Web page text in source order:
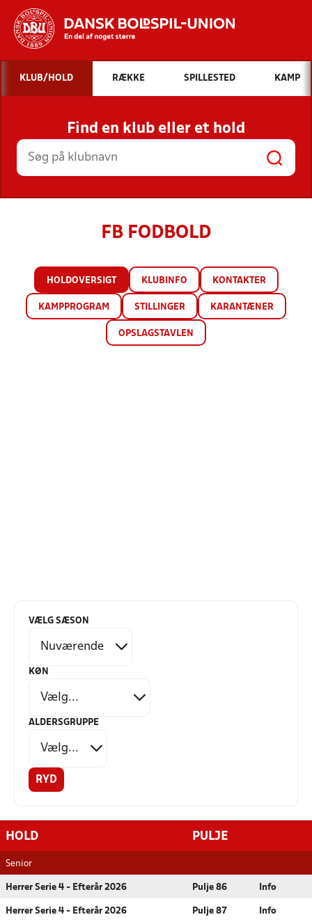
Hvad vil du søge efter?
INDHOLD OG NYHEDER
STILLINGER, RESULTATER, KLUBBER OG
HOLD
KLUB/HOLD RÆKKE SPILLESTED KAMP
Find en klub eller et hold
FB FODBOLD
HOLDOVERSIGT KLUBINFO KONTAKTER
KAMPPROGRAM STILLINGER KARANTÆNER
OPSLAGSTAVLEN
VÆLG SÆSON
KØN
ALDERSGRUPPE
RYD
HOLD PULJE
Senior
Herrer Serie 4 - Efterår 2026 Pulje 86 Info
Herrer Serie 4 - Efterår 2026 Pulje 87 Info